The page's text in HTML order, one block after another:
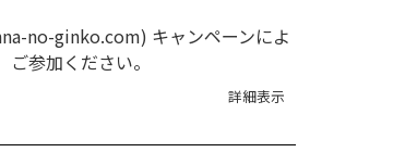
no-ginko.com) キャンペーンによ
参加ください。
詳細表示